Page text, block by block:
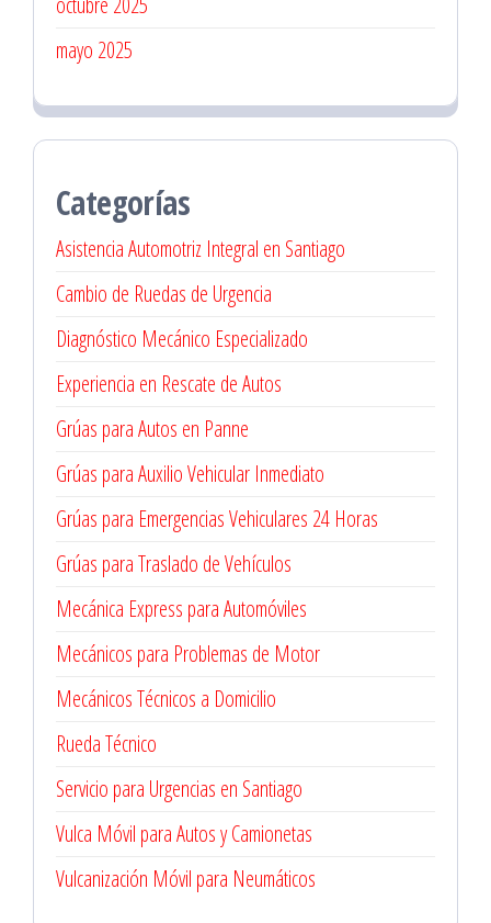
mayo 2025
Categorías
Asistencia Automotriz Integral en Santiago
Cambio de Ruedas de Urgencia
Diagnóstico Mecánico Especializado
Experiencia en Rescate de Autos
Grúas para Autos en Panne
Grúas para Auxilio Vehicular Inmediato
Grúas para Emergencias Vehiculares 24 Horas
Grúas para Traslado de Vehículos
Mecánica Express para Automóviles
Mecánicos para Problemas de Motor
Mecánicos Técnicos a Domicilio
Rueda Técnico
Servicio para Urgencias en Santiago
Vulca Móvil para Autos y Camionetas
Vulcanización Móvil para Neumáticos